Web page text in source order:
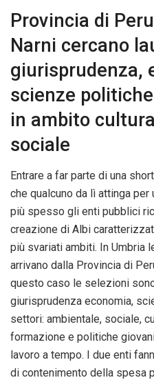
Provincia di
Narni cercano
giurisprudenza,
scienze
in ambito
sociale
Entrare a far parte di una
che qualcuno da lì attinga
più spesso gli enti pubblici
creazione di Albi
più svariati ambiti. In Umbria
arrivano dalla Provincia di
questo caso le selezioni
giurisprudenza economia,
settori: ambientale, sociale,
formazione e politiche
lavoro a tempo. I due enti
di contenimento della spesa